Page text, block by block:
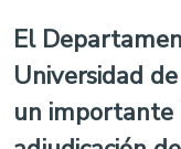
El
Universidad
un importante